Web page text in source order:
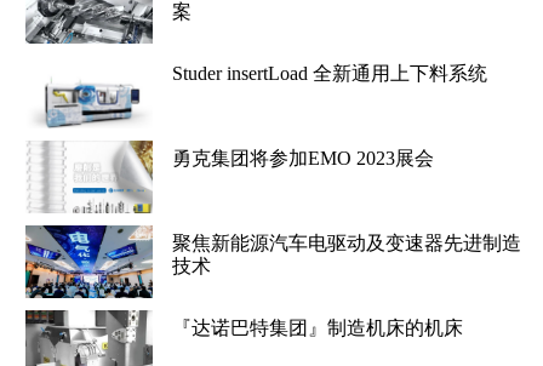
案
Studer insertLoad 全新通用上下料系统
勇克集团将参加EMO 2023展会
聚焦新能源汽车电驱动及变速器先进制造
技术
『达诺巴特集团』制造机床的机床